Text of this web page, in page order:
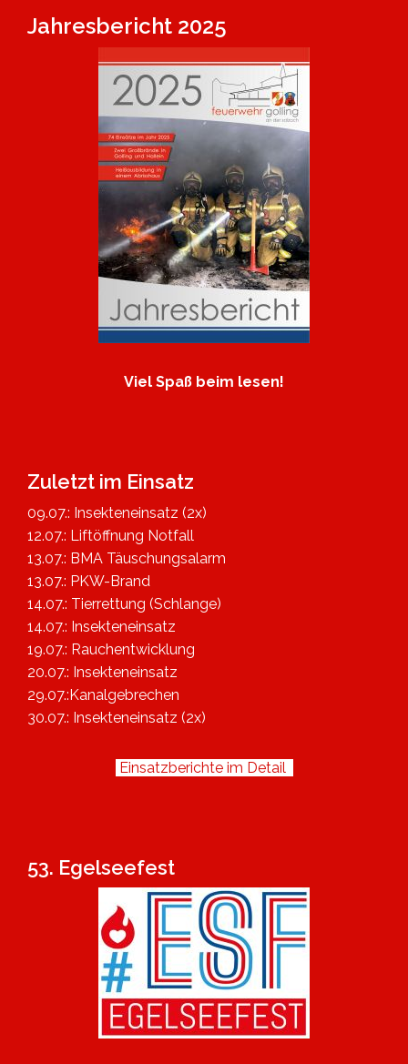
Jahresbericht 2025
Viel Spaß beim lesen!
Zuletzt im Einsatz
09.07.: Insekteneinsatz (2x)
12.07.: Liftöffnung Notfall
13.07.: BMA Täuschungsalarm
13.07.: PKW-Brand
14.07.: Tierrettung (Schlange)
14.07.: Insekteneinsatz
19.07.: Rauchentwicklung
20.07.: Insekteneinsatz
29.07.:Kanalgebrechen
30.07.: Insekteneinsatz (2x)
Einsatzberichte im Detail
53. Egelseefest